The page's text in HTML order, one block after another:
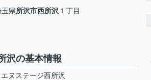
玉県所沢市西所沢 １丁目
沢の基本情報
エヌステージ西所沢